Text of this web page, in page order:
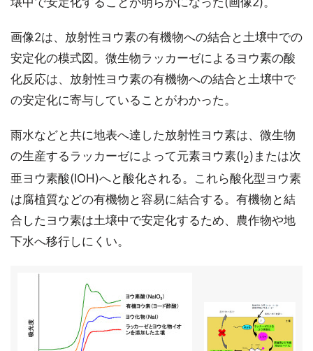
画像2は、放射性ヨウ素の有機物への結合と土壌中での
安定化の模式図。微生物ラッカーゼによるヨウ素の酸
化反応は、放射性ヨウ素の有機物への結合と土壌中で
の安定化に寄与していることがわかった。
雨水などと共に地表へ達した放射性ヨウ素は、微生物
の生産するラッカーゼによって元素ヨウ素(I2)または次
亜ヨウ素酸(IOH)へと酸化される。これら酸化型ヨウ素
は腐植質などの有機物と容易に結合する。有機物と結
合したヨウ素は土壌中で安定化するため、農作物や地
下水へ移行しにくい。